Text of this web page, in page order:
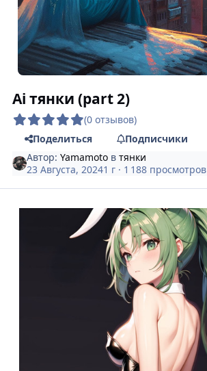
Ai тянки (part 2)
(0 отзывов)
Поделиться
Подписчики
Автор:Yamamoto втянки
23 Августа, 20241 г · 1 188 просмотров